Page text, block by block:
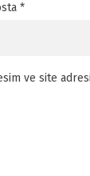
*
ve site